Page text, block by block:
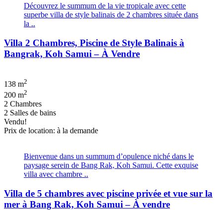
Découvrez le summum de la vie tropicale avec cette
superbe villa de style balinais de 2 chambres située dans
la ..
Villa 2 Chambres, Piscine de Style Balinais à
Bangrak, Koh Samui – À Vendre
138 m2
200 m2
2 Chambres
2 Salles de bains
Vendu!
Prix de location: à la demande
Bienvenue dans un summum d’opulence niché dans le
paysage serein de Bang Rak, Koh Samui. Cette exquise
villa avec chambre ..
Villa de 5 chambres avec piscine privée et vue sur la
mer à Bang Rak, Koh Samui – À vendre